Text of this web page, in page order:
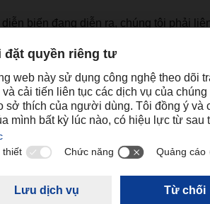
ễn biến đang diễn ra, chúng tôi phải liê
đã th ành l c
i cung cấp cho ban quản lýnhững thông
ời kỳkhủng ho